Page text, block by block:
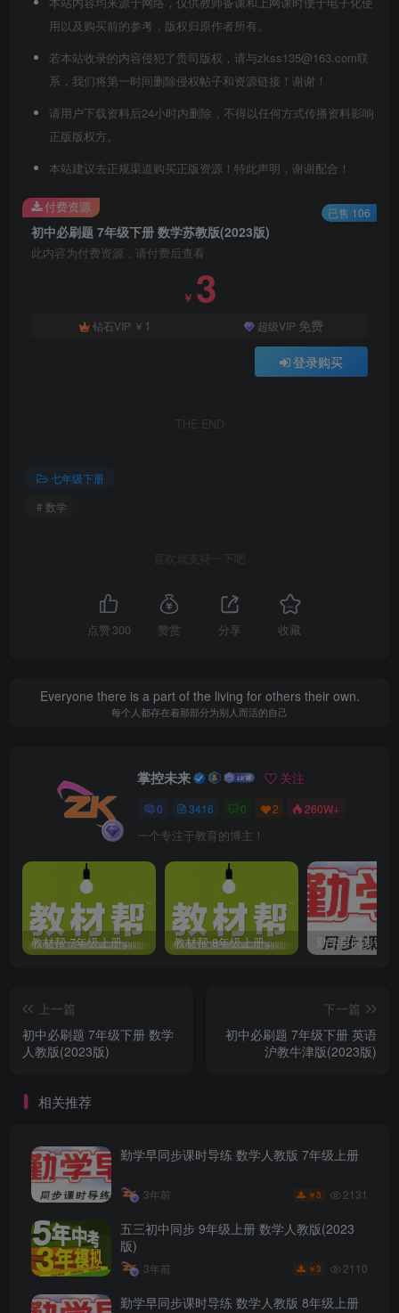
用以及购买前的参考，版权归原作者所有。
若本站收录的内容侵犯了贵司版权，请与zkss135@163.com联
系，我们将第一时间删除侵权帖子和资源链接！谢谢！
请用户下载资料后24小时内删除，不得以任何方式传播资料影响
正版版权方。
本站建议去正规渠道购买正版资源！特此声明，谢谢配合！
初中必刷题 7年级下册 数学苏教版(2023版)
此内容为付费资源，请付费后查看
￥ 3
钻石VIP ￥ 1 超级VIP 免费
登录购买
付费资源 已售 106
THE END
七年级下册
# 数学
喜欢就支持一下吧
点赞 300 赞赏 分享 收藏
Everyone there is a part of the living for others their own.
每个人都存在着那部分为别人而活的自己
掌控未来 关注
0 3416 0 2 260W+
一个专注于教育的博主！
教材帮 7年级上册 语文人教版(2023秋) 教材帮 8年级上册 语文人教版(2023秋)
上一篇
初中必刷题 7年级下册 数学
人教版(2023版)
下一篇
初中必刷题 7年级下册 英语
沪教牛津版(2023版)
相关推荐
勤学早同步课时导练 数学人教版 7年级上册
3年前 ￥3 2131
五三初中同步 9年级上册 数学人教版(2023
版)
3年前 ￥3 2110
勤学早同步课时导练 数学人教版 8年级上册